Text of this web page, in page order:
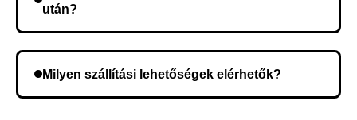
után?
meg a rendelést.
Milyen szállítási lehetőségek elérhetők?